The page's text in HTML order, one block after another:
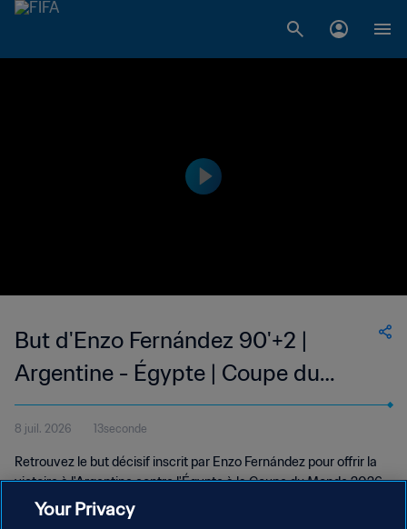
But d'Enzo Fernández 90'+2 |
Argentine - Égypte | Coupe du
Monde de la FIFA 2026™
8 juil. 2026 13seconde
Retrouvez le but décisif inscrit par Enzo Fernández pour offrir la
victoire à l'Argentine contre l'Égypte à la Coupe du Monde 2026.
Your Privacy